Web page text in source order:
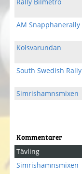
AM Snapphanerally
Kolsvarundan
South Swedish Rally
Simrishamnsmixen
Kommentarer
Tävling
Simrishamnsmixen